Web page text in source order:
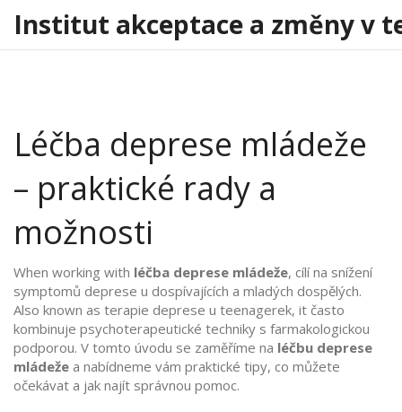
Institut akceptace a změny v
Léčba deprese mládeže
– praktické rady a
možnosti
When working with léčba deprese mládeže, cílí na snížení
symptomů deprese u dospívajících a mladých dospělých.
Also known as terapie deprese u teenagerek, it často
kombinuje psychoterapeutické techniky s farmakologickou
podporou. V tomto úvodu se zaměříme na léčbu deprese
mládeže a nabídneme vám praktické tipy, co můžete
očekávat a jak najít správnou pomoc.